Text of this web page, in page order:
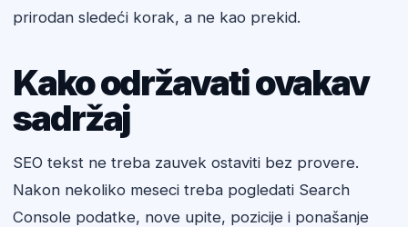
prirodan sledeći korak, a ne kao prekid.
Kako održavati ovakav
sadržaj
SEO tekst ne treba zauvek ostaviti bez provere.
Nakon nekoliko meseci treba pogledati Search
Console podatke, nove upite, pozicije i ponašanje